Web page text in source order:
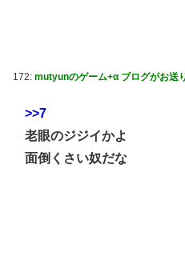
【VTuber】Google Play「
んけ』
実証実験都市「ウーブン・
集開始 すでにトヨタ関係者が
韓国人「どうやら五輪サッ
た模様…」→「メダル剥奪
172: mutyunのゲーム+α ブログがお送
>>7
老眼のジジイかよ
面倒くさい奴だな